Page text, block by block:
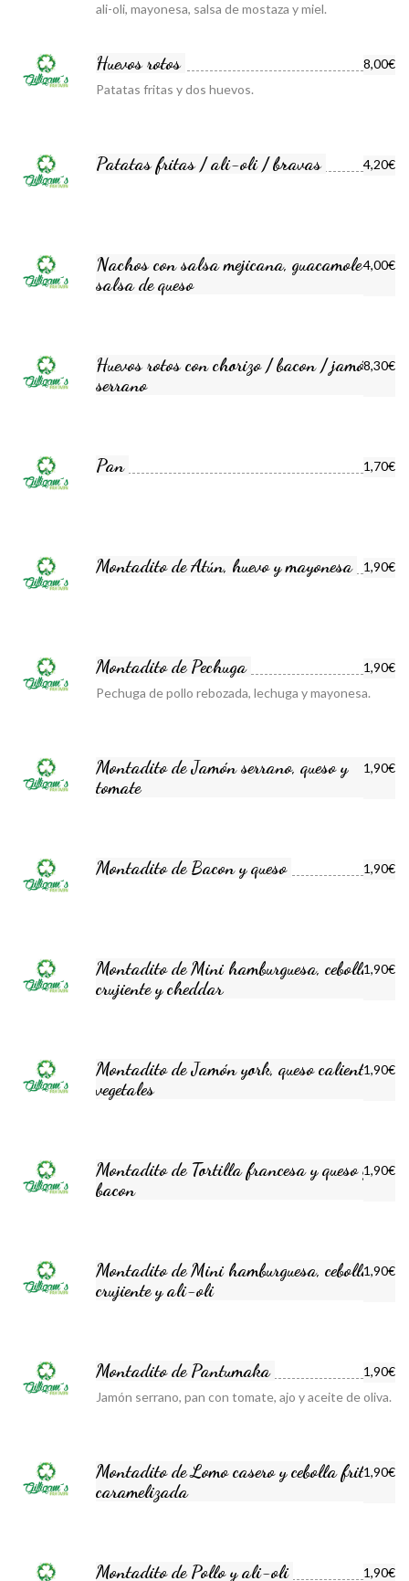
ali-oli, mayonesa, salsa de mostaza y miel.
Huevos rotos
8,00€
Patatas fritas y dos huevos.
Patatas fritas / ali-oli / bravas 4,20€
Nachos con salsa mejicana, guacamole y
salsa de queso
4,00€
Huevos rotos con chorizo / bacon / jamón
serrano
8,30€
Pan 1,70€
Montadito de Atún, huevo y mayonesa 1,90€
Montadito de Pechuga
1,90€
Pechuga de pollo rebozada, lechuga y mayonesa.
Montadito de Jamón serrano, queso y
tomate
1,90€
Montadito de Bacon y queso 1,90€
Montadito de Mini hamburguesa, cebolla
crujiente y cheddar
1,90€
Montadito de Jamón york, queso caliente y
vegetales
1,90€
Montadito de Tortilla francesa y queso y
bacon
1,90€
Montadito de Mini hamburguesa, cebolla
crujiente y ali-oli
1,90€
Montadito de Pantumaka
1,90€
Jamón serrano, pan con tomate, ajo y aceite de oliva.
Montadito de Lomo casero y cebolla frita o
caramelizada
1,90€
Montadito de Pollo y ali-oli 1,90€